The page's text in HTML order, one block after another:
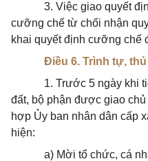
3. Việc giao quyết
cưỡng chế từ chối nhận
khai quyết định cưỡng chế
Điều 6. Trình tự,
1. Trước 5 ngày khi
đất, bộ phận được giao
hợp Ủy ban nhân dân cấp
hiện:
a) Mời tổ chức, cá